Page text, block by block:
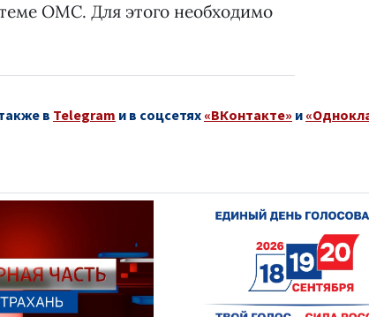
ОМС. Для этого необходимо
в Telegram и в соцсетях «ВКонтакте» и